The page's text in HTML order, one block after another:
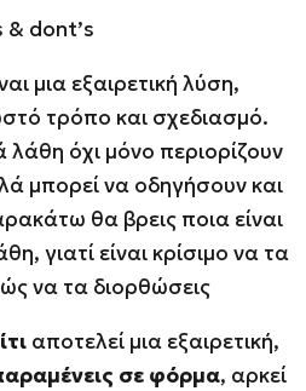
& dont’s
μια εξαιρετική λύση,
τρόπο και σχεδιασμό.
όχι μόνο περιορίζουν
μπορεί να οδηγήσουν και
θα βρεις ποια είναι
γιατί είναι κρίσιμο να τα
να τα διορθώσεις
αποτελεί μια εξαιρετική,
σε φόρμα, αρκεί